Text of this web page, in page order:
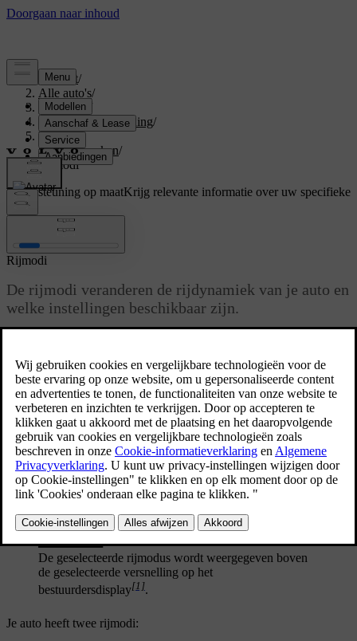
Support/
Alle auto's/
V60 2026
Gebruikershandleiding/
Driving/
Rijkenmerken/
Rijmodi
Ondersteuning op maatKrijg relevante informatie over uw specifieke
auto.
Rijmodi
De rijmodi veranderen de rijdynamiek van je auto en
welke instellingen beschikbaar zijn.
geschikt voor verschillende scenario's en soorten rijden. Afhankelijk
van de rijmodus die je selecteert, kunnen bepaalde elementen van de
rijdynamiek worden beïnvloed, zoals sturen, vering, remmen en
accelereren. Verschillende rijmodi maken ook verschillende
instelbare instellingen mogelijk, zowel met betrekking tot het rijden
als het klimaat.
De geselecteerde rijmodus wordt weergegeven boven
de geselecteerde versnelling op het
bestuurdersdisplay[1].
Je auto heeft twee rijmodi: